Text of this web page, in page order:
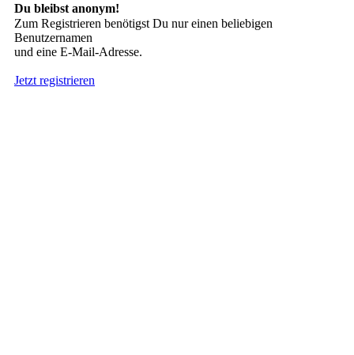
Du bleibst anonym!
Zum Registrieren benötigst Du nur einen beliebigen
Benutzernamen
und eine E-Mail-Adresse.
Jetzt registrieren